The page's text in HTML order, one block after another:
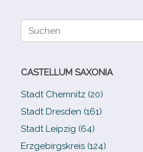
Suche
CASTELLUM SAXONIA
Stadt Chemnitz (20)
Stadt Dresden (161)
Stadt Leipzig (64)
Erzgebirgskreis (124)